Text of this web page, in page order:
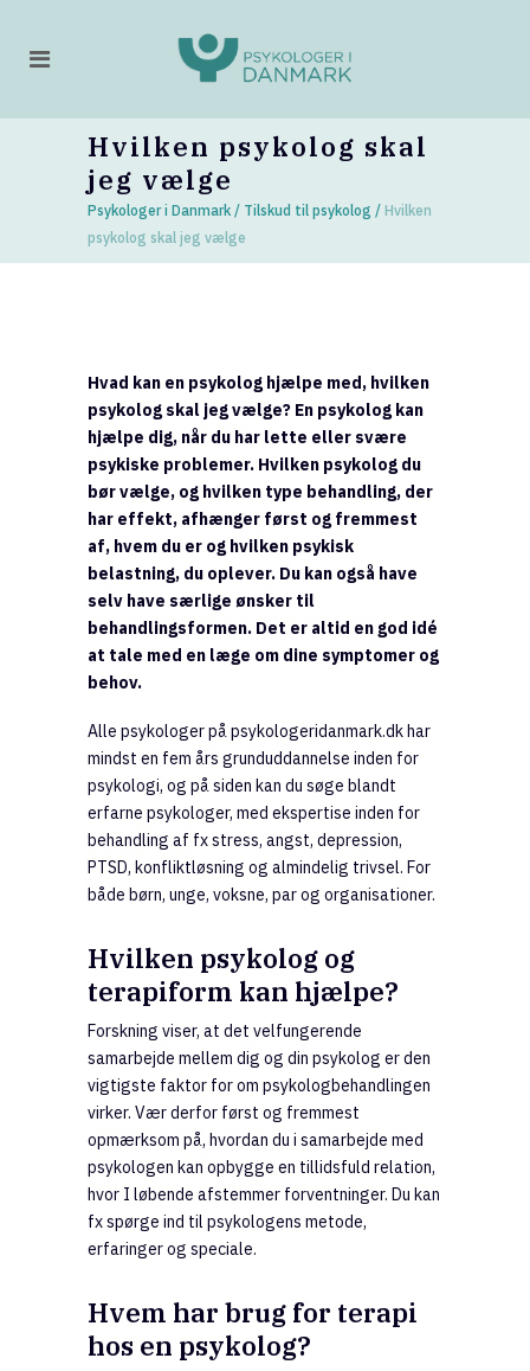
Hvilken psykolog skal
jeg vælge
Psykologer i Danmark / Tilskud til psykolog / Hvilken
psykolog skal jeg vælge
Hvad kan en psykolog hjælpe med, hvilken
psykolog skal jeg vælge? En psykolog kan
hjælpe dig, når du har lette eller svære
psykiske problemer. Hvilken psykolog du
bør vælge, og hvilken type behandling, der
har effekt, afhænger først og fremmest
af, hvem du er og hvilken psykisk
belastning, du oplever. Du kan også have
selv have særlige ønsker til
behandlingsformen. Det er altid en god idé
at tale med en læge om dine symptomer og
behov.
Alle psykologer på psykologeridanmark.dk har
mindst en fem års grunduddannelse inden for
psykologi, og på siden kan du søge blandt
erfarne psykologer, med ekspertise inden for
behandling af fx stress, angst, depression,
PTSD, konfliktløsning og almindelig trivsel. For
både børn, unge, voksne, par og organisationer.
Hvilken psykolog og
terapiform kan hjælpe?
Forskning viser, at det velfungerende
samarbejde mellem dig og din psykolog er den
vigtigste faktor for om psykologbehandlingen
virker. Vær derfor først og fremmest
opmærksom på, hvordan du i samarbejde med
psykologen kan opbygge en tillidsfuld relation,
hvor I løbende afstemmer forventninger. Du kan
fx spørge ind til psykologens metode,
erfaringer og speciale.
Hvem har brug for terapi
hos en psykolog?